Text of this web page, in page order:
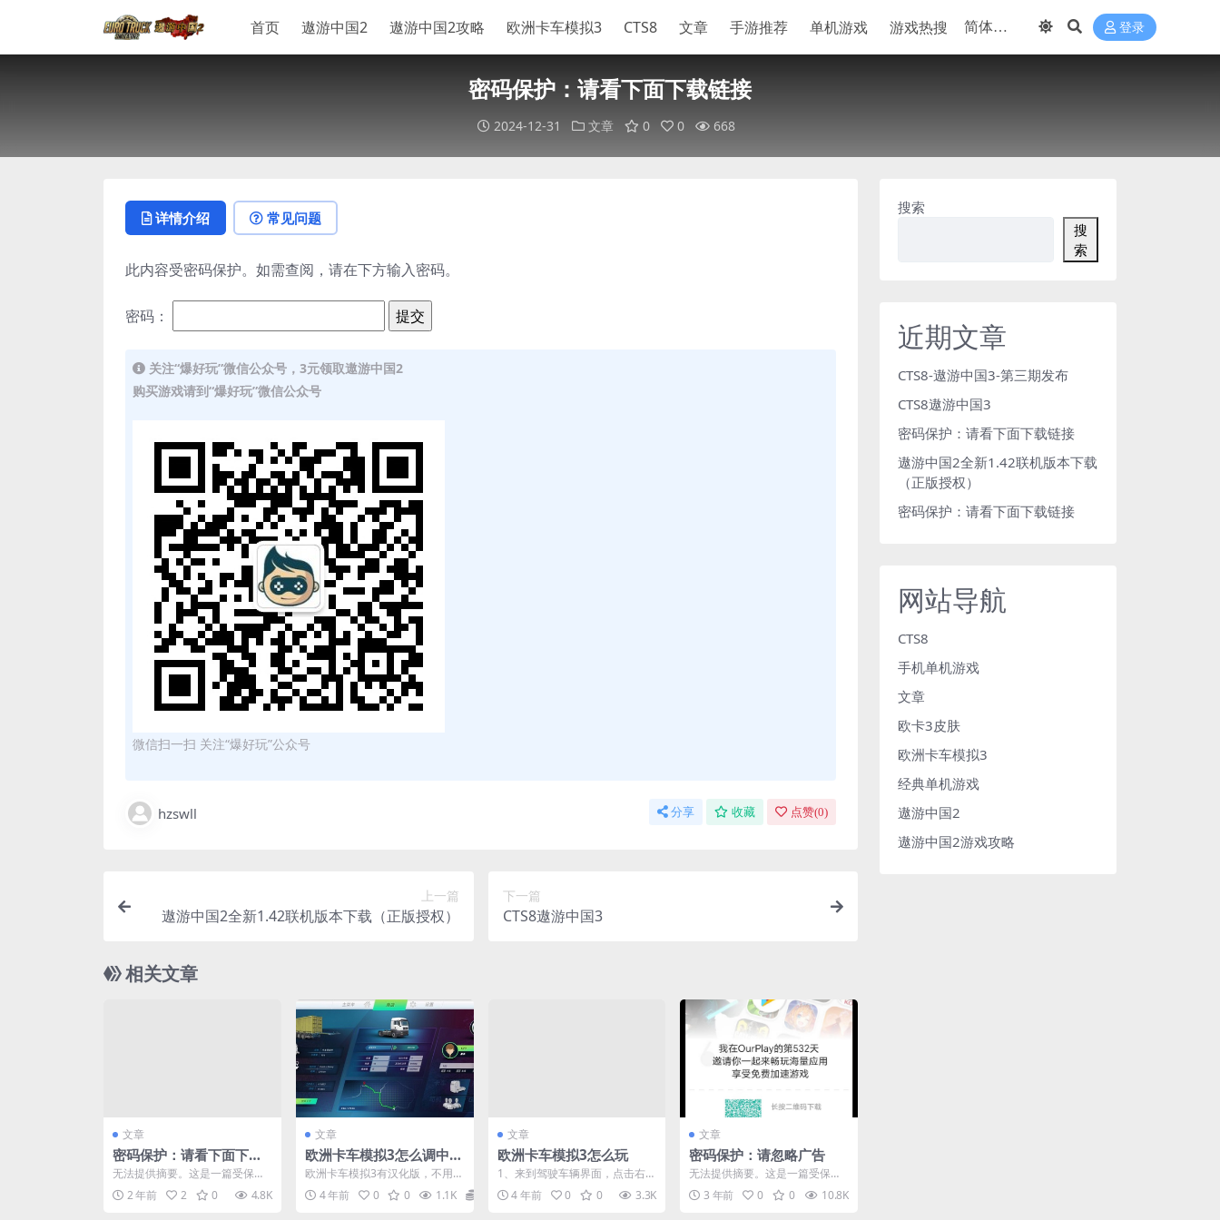
首页 遨游中国2 遨游中国2攻略 欧洲卡车模拟3 CTS8 文章 手游推荐 单机游戏 游戏热搜 登录
密码保护：请看下面下载链接
2024-12-31 文章 0 0 668
详情介绍 常见问题
此内容受密码保护。如需查阅，请在下方输入密码。
密码：
关注“爆好玩”微信公众号，3元领取遨游中国2
购买游戏请到“爆好玩”微信公众号
微信扫一扫 关注“爆好玩”公众号
hzswll 分享 收藏 点赞(0)
上一篇
遨游中国2全新1.42联机版本下载（正版授权）
下一篇
CTS8遨游中国3
相关文章
文章
密码保护：请看下面下载
链接
无法提供摘要。这是一篇受保护
的文章。
2 年前 2 0 4.8K
文章
欧洲卡车模拟3怎么调中文
版？
欧洲卡车模拟3有汉化版，不用调
中文， 欧洲卡车模拟3有全新汉
化版下载 点击下方下...
4 年前 0 0 1.1K
文章
欧洲卡车模拟3怎么玩
1、来到驾驶车辆界面，点击右上
角的三个点。 2、点击钥匙按
钮，即可...
4 年前 0 0 3.3K
文章
密码保护：请忽略广告
无法提供摘要。这是一篇受保护
的文章。
3 年前 0 0 10.8K
搜索
搜
索
近期文章
CTS8-遨游中国3-第三期发布
CTS8遨游中国3
密码保护：请看下面下载链接
遨游中国2全新1.42联机版本下载
（正版授权）
密码保护：请看下面下载链接
网站导航
CTS8
手机单机游戏
文章
欧卡3皮肤
欧洲卡车模拟3
经典单机游戏
遨游中国2
遨游中国2游戏攻略